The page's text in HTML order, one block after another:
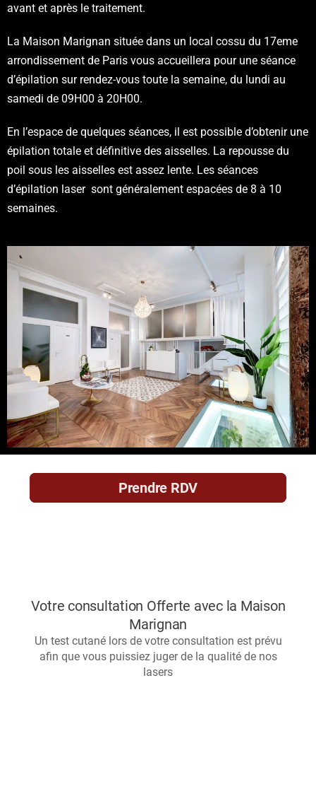
avant et après le traitement.
La Maison Marignan située dans un local cossu du 17eme
arrondissement de Paris vous accueillera pour une séance
d’épilation sur rendez-vous toute la semaine, du lundi au
samedi de 09H00 à 20H00.
En l’espace de quelques séances, il est possible d’obtenir une
épilation totale et définitive des aisselles. La repousse du
poil sous les aisselles est assez lente. Les séances
d’épilation laser sont généralement espacées de 8 à 10
semaines.